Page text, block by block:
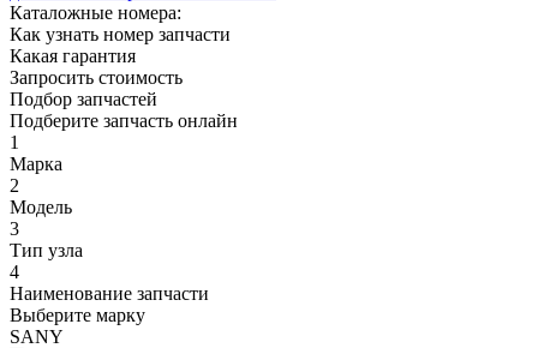
Каталожные номера:
Как узнать номер запчасти
Какая гарантия
Запросить стоимость
Подбор запчастей
Подберите запчасть онлайн
1
Марка
2
Модель
3
Тип узла
4
Наименование запчасти
Выберите марку
SANY